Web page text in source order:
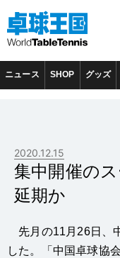
ニュース SHOP グッズ
2020.12.15
集中開催の
延期か
先月の11月26日、
した。「中国卓球協